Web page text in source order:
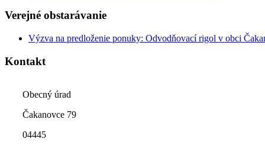
Verejné obstarávanie
Výzva na predloženie ponuky: Odvodňovací rigol v obci
Kontakt
Obecný úrad
Čakanovce 79
04445